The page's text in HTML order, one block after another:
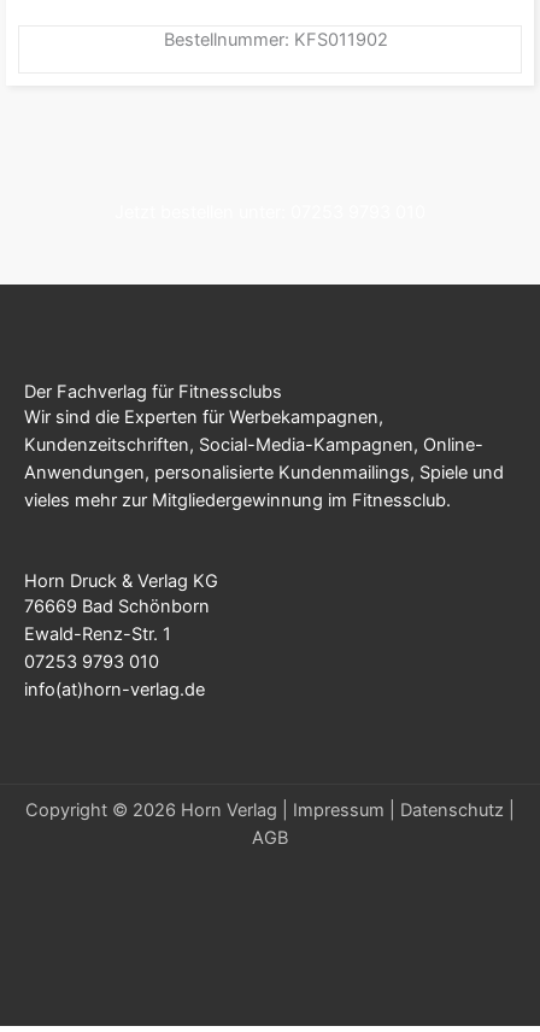
Bestellnummer: KFS011902
Der Fachverlag für Fitnessclubs
Wir sind die Experten für Werbekampagnen,
Kundenzeitschriften, Social-Media-Kampagnen, Online-
Anwendungen, personalisierte Kundenmailings, Spiele und
vieles mehr zur Mitgliedergewinnung im Fitnessclub.
Horn Druck & Verlag KG
76669 Bad Schönborn
Ewald-Renz-Str. 1
07253 9793 010
info(at)horn-verlag.de
Copyright © 2026 Horn Verlag | Impressum Datenschutz
AGB